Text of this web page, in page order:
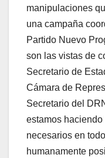
manipulaciones
una campaña
Partido Nuevo
son las vistas de
Secretario de
Cámara de
Secretario del
estamos
necesarios en
humanamente